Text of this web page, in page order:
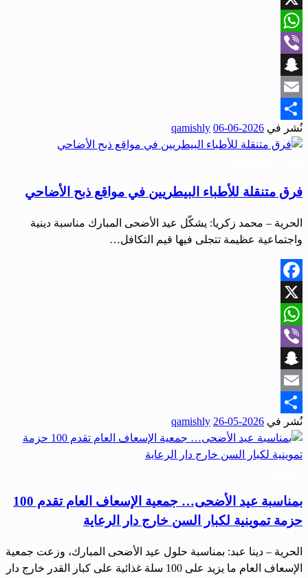
X
WhatsApp
Viber
Snapchat
Email
Share
نُشر في 2026-06-06
qamishly
فرق متنقلة للأطباء البيطريين في مواقع ذبح الأضاحي
الحرية – محمد زكريا: يشكّل عيد الأضحى المبارك مناسبة دينية
واجتماعية عظيمة تتجلى فيها قيم التكافل…
Facebook
X
WhatsApp
Viber
Snapchat
Email
Share
نُشر في 2026-05-26
qamishly
بمناسبة عيد الأضحى… جمعية الإسعاف العام تقدم 100
حزمة تموينية لكبار السن خارج دار الرعاية
الحرية – دينا عبد: بمناسبة حلول عيد الأضحى المبارك، وزعت جمعية
الإسعاف العام ما يزيد على 100 سلة غذائية على كبار القدر خارج دار